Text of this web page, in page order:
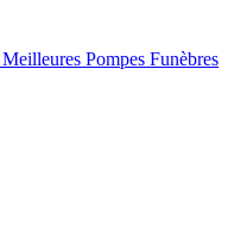
Pompes Funèbres